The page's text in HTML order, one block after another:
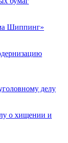
Шиппинг»
делу
о хищении и